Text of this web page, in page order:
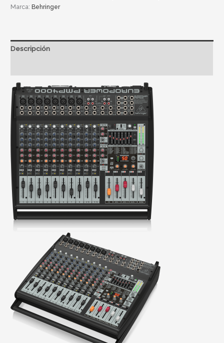
Marca:Behringer
Descripción